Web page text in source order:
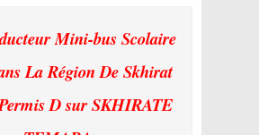
Mini-bus Scolaire
La Région De Skhirat
Dsur SKHIRATE